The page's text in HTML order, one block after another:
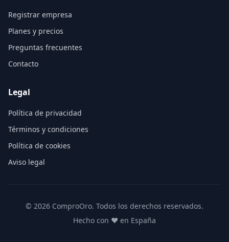
Registrar empresa
Planes y precios
Preguntas frecuentes
Contacto
Legal
Política de privacidad
Términos y condiciones
Política de cookies
Aviso legal
© 2026 ComproOro. Todos los derechos reservados.
Hecho con ❤️ en España